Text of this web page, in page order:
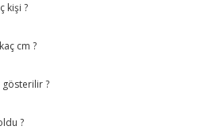
kişi ?
cm ?
?
?